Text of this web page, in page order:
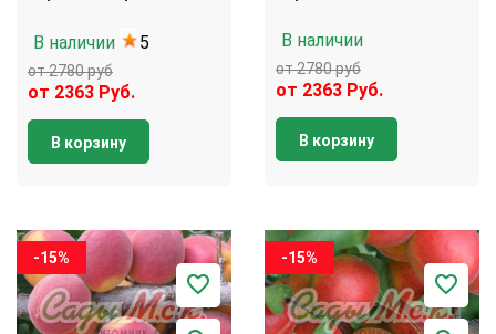
В наличии 5
от 2780 руб
от 2363 Руб.
В корзину
В наличии
от 2780 руб
от 2363 Руб.
В корзину
-15% -15%